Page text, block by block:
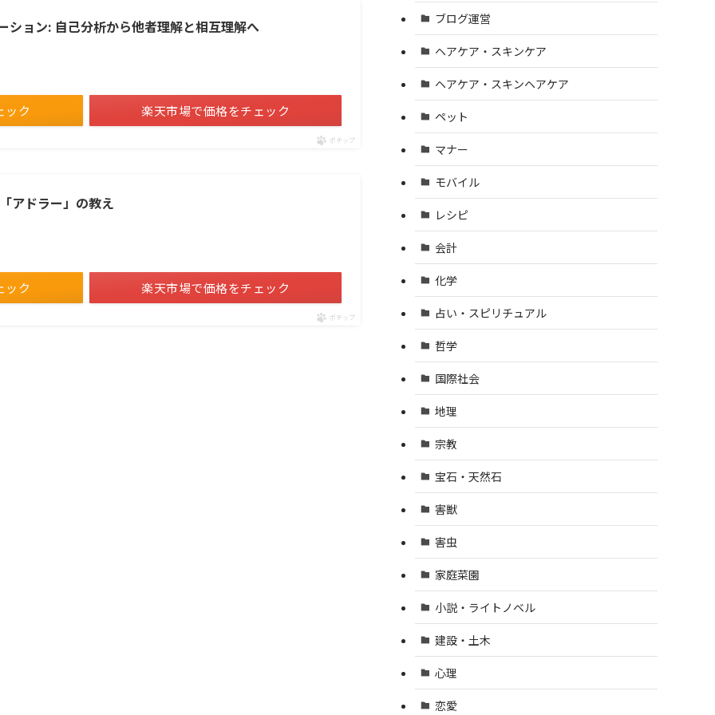
ション: 自己分析から他者理解と相互理解へ
ック 楽天市場で価格をチェック
ポチップ
アドラー」の教え
ック 楽天市場で価格をチェック
ポチップ
ブログ運営
ヘアケア・スキンケア
ヘアケア・スキンヘアケア
ペット
マナー
モバイル
レシピ
会計
化学
占い・スピリチュアル
哲学
国際社会
地理
宗教
宝石・天然石
害獣
害虫
家庭菜園
小説・ライトノベル
建設・土木
心理
恋愛